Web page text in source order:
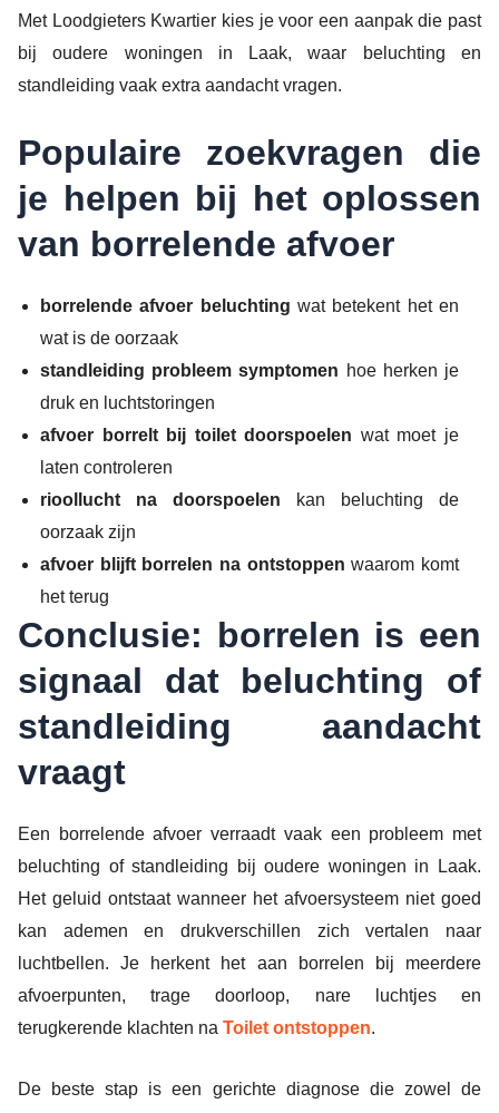
Met Loodgieters Kwartier kies je voor een aanpak die past
bij oudere woningen in Laak, waar beluchting en
standleiding vaak extra aandacht vragen.
Populaire zoekvragen die
je helpen bij het oplossen
van borrelende afvoer
borrelende afvoer beluchting wat betekent het en
wat is de oorzaak
standleiding probleem symptomen hoe herken je
druk en luchtstoringen
afvoer borrelt bij toilet doorspoelen wat moet je
laten controleren
rioollucht na doorspoelen kan beluchting de
oorzaak zijn
afvoer blijft borrelen na ontstoppen waarom komt
het terug
Conclusie: borrelen is een
signaal dat beluchting of
standleiding aandacht
vraagt
Een borrelende afvoer verraadt vaak een probleem met
beluchting of standleiding bij oudere woningen in Laak.
Het geluid ontstaat wanneer het afvoersysteem niet goed
kan ademen en drukverschillen zich vertalen naar
luchtbellen. Je herkent het aan borrelen bij meerdere
afvoerpunten, trage doorloop, nare luchtjes en
terugkerende klachten na Toilet ontstoppen.
De beste stap is een gerichte diagnose die zowel de